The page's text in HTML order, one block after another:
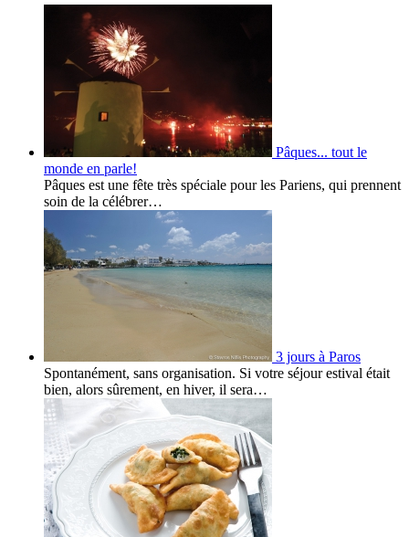
Pâques... tout le
monde en parle!
Pâques est une fête très spéciale pour les Pariens, qui prennent
soin de la célébrer…
3 jours à Paros
Spontanément, sans organisation. Si votre séjour estival était
bien, alors sûrement, en hiver, il sera…